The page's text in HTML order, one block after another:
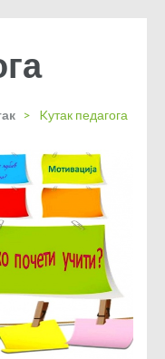
> Kутак педагога